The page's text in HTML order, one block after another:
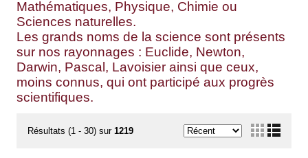
Mathématiques, Physique, Chimie ou
Sciences naturelles.
Les grands noms de la science sont présents
sur nos rayonnages : Euclide, Newton,
Darwin, Pascal, Lavoisier ainsi que ceux,
moins connus, qui ont participé aux progrès
scientifiques.
Résultats (1 - 30) sur 1219